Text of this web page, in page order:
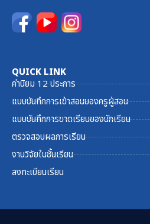
QUICK LINK
ค่านิยม 12 ประการ
แบบบันทึกการเข้าสอนของครูผู้สอน
แบบบันทึกการขาดเรียนของนักเรียน
ตรวจสอบผลการเรียน
งานวิจัยในชั้นเรียน
ลงทะเบียนเรียน